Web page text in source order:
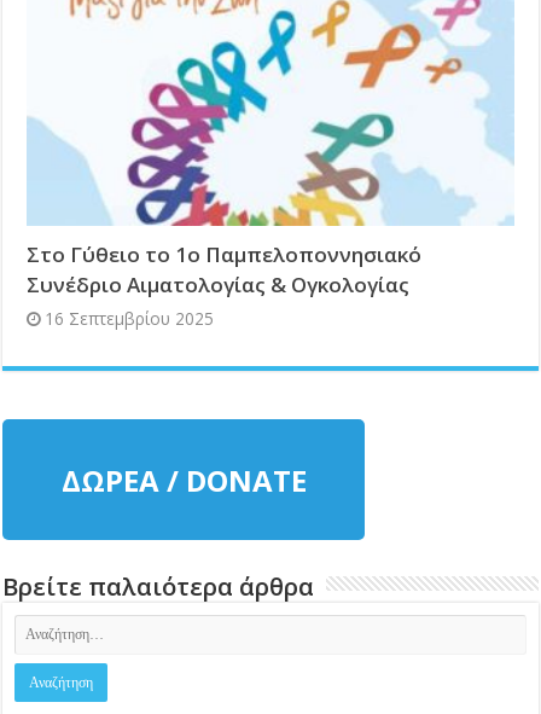
Στο Γύθειο το 1ο Παμπελοποννησιακό
Συνέδριο Αιματολογίας & Ογκολογίας
16 Σεπτεμβρίου 2025
ΔΩΡΕΑ / DONATE
Βρείτε παλαιότερα άρθρα